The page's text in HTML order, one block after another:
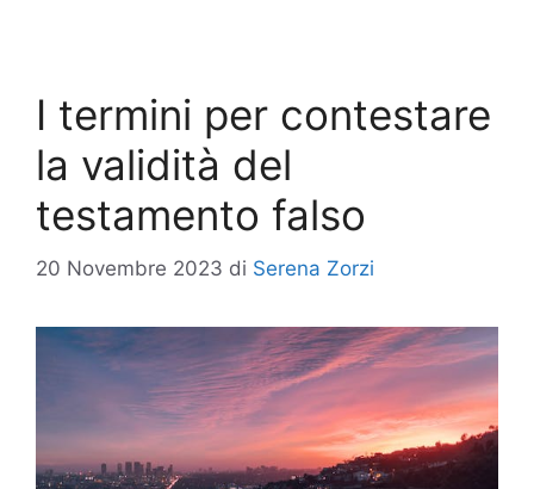
I termini per contestare
la validità del
testamento falso
20 Novembre 2023 di Serena Zorzi